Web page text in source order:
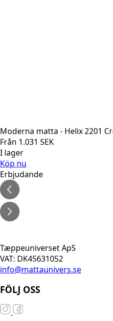
Moderna matta - Helix 2201
Från 1.031 SEK
I lager
Köp nu
Erbjudande
Tæppeuniverset ApS
VAT: DK45631052
info@mattaunivers.se
FÖLJ OSS